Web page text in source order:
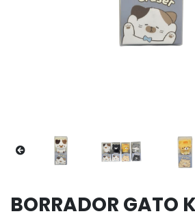
BORRADOR GATO